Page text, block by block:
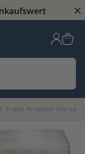
×
Triple Aromen Horse